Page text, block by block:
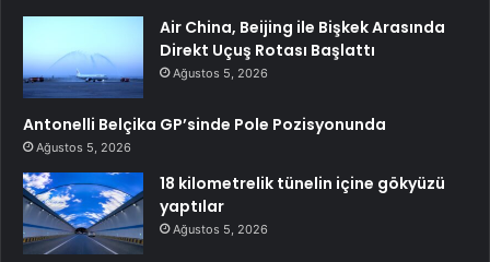
Air China, Beijing ile Bişkek Arasında
Direkt Uçuş Rotası Başlattı
Ağustos 5, 2026
Antonelli Belçika GP’sinde Pole Pozisyonunda
Ağustos 5, 2026
18 kilometrelik tünelin içine gökyüzü
yaptılar
Ağustos 5, 2026